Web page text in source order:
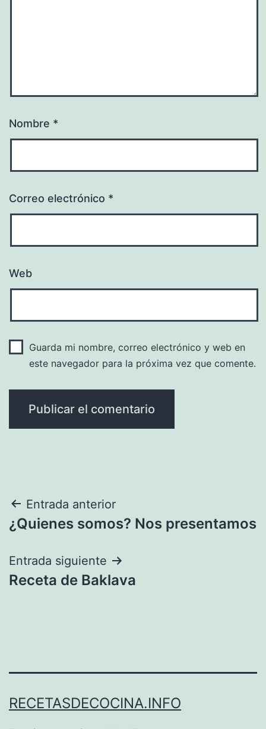
Nombre *
Correo electrónico *
Web
Guarda mi nombre, correo electrónico y web en
este navegador para la próxima vez que comente.
Navegación
de
entradas
Entrada anterior
¿Quienes somos? Nos presentamos
Entrada siguiente
Receta de Baklava
RECETASDECOCINA.INFO